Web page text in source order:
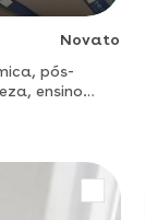
Novato
pós-
ensino
de 2°
ensino